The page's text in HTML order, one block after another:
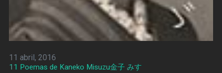
11 abril, 2016
11 Poemas de Kaneko Misuzu金子 みすゞ